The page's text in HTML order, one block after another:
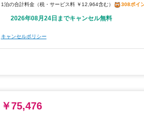
税・サービス料 ￥12,964含む 308ポイ
2026年08月24日までキャンセル無料
キャンセルポリシー
通信環境の良い
返金不可
￥75,476